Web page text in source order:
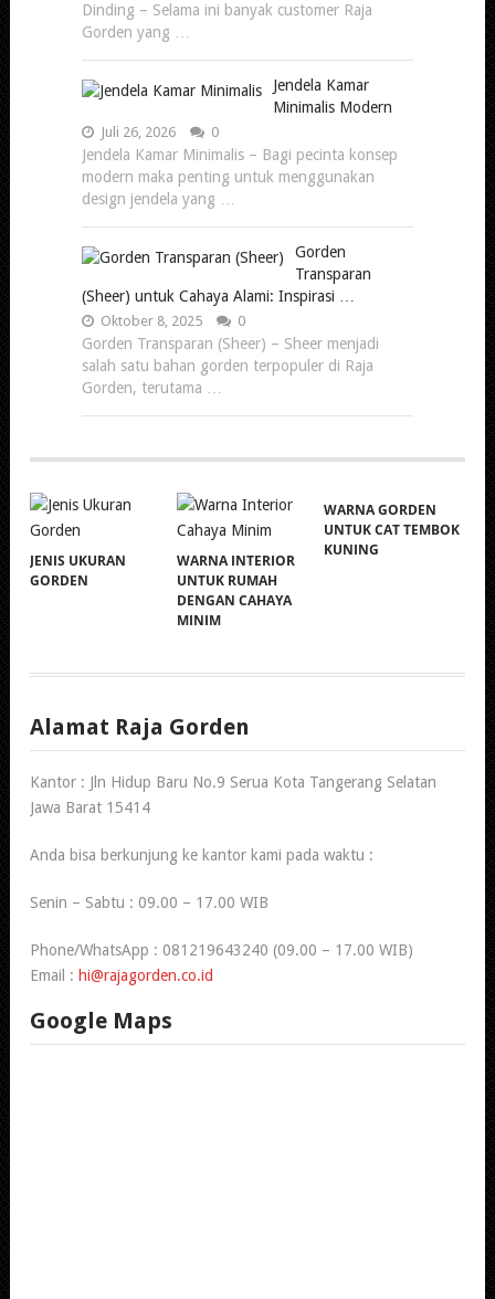
Dinding – Selama ini banyak customer Raja
Gorden yang …
Jendela Kamar
Minimalis Modern
Juli 26, 2026 0
Jendela Kamar Minimalis – Bagi pecinta konsep
modern maka penting untuk menggunakan
design jendela yang …
Gorden
Transparan
(Sheer) untuk Cahaya Alami: Inspirasi …
Oktober 8, 2025 0
Gorden Transparan (Sheer) – Sheer menjadi
salah satu bahan gorden terpopuler di Raja
Gorden, terutama …
JENIS UKURAN
GORDEN
WARNA INTERIOR
UNTUK RUMAH
DENGAN CAHAYA
MINIM
WARNA GORDEN
UNTUK CAT TEMBOK
KUNING
Alamat Raja Gorden
Kantor : Jln Hidup Baru No.9 Serua Kota Tangerang Selatan
Jawa Barat 15414
Anda bisa berkunjung ke kantor kami pada waktu :
Senin – Sabtu : 09.00 – 17.00 WIB
Phone/WhatsApp : 081219643240 (09.00 – 17.00 WIB)
Email : hi@rajagorden.co.id
Google Maps